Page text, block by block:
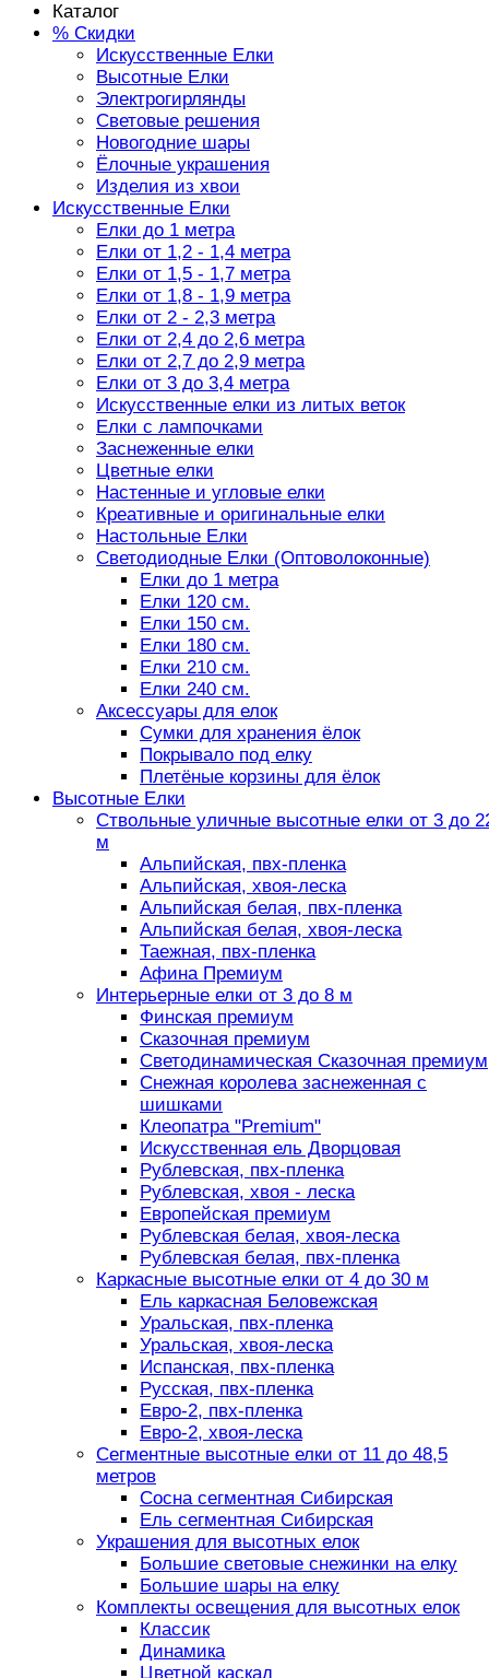
Каталог
% Скидки
Искусственные Елки
Высотные Елки
Электрогирлянды
Световые решения
Новогодние шары
Ёлочные украшения
Изделия из хвои
Искусственные Елки
Елки до 1 метра
Елки от 1,2 - 1,4 метра
Елки от 1,5 - 1,7 метра
Елки от 1,8 - 1,9 метра
Елки от 2 - 2,3 метра
Елки от 2,4 до 2,6 метра
Елки от 2,7 до 2,9 метра
Елки от 3 до 3,4 метра
Искусственные елки из литых веток
Елки с лампочками
Заснеженные елки
Цветные елки
Настенные и угловые елки
Креативные и оригинальные елки
Настольные Елки
Светодиодные Елки (Оптоволоконные)
Елки до 1 метра
Елки 120 см.
Елки 150 см.
Елки 180 см.
Елки 210 см.
Елки 240 см.
Аксессуары для елок
Сумки для хранения ёлок
Покрывало под елку
Плетёные корзины для ёлок
Высотные Елки
Ствольные уличные высотные елки от 3 до
м
Альпийская, пвх-пленка
Альпийская, хвоя-леска
Альпийская белая, пвх-пленка
Альпийская белая, хвоя-леска
Таежная, пвх-пленка
Афина Премиум
Интерьерные елки от 3 до 8 м
Финская премиум
Сказочная премиум
Светодинамическая Сказочная премиум
Снежная королева заснеженная с
шишками
Клеопатра "Premium"
Искусственная ель Дворцовая
Рублевская, пвх-пленка
Рублевская, хвоя - леска
Европейская премиум
Рублевская белая, хвоя-леска
Рублевская белая, пвх-пленка
Каркасные высотные елки от 4 до 30 м
Ель каркасная Беловежская
Уральская, пвх-пленка
Уральская, хвоя-леска
Испанская, пвх-пленка
Русская, пвх-пленка
Евро-2, пвх-пленка
Евро-2, хвоя-леска
Сегментные высотные елки от 11 до 48,5
метров
Сосна сегментная Сибирская
Ель сегментная Сибирская
Украшения для высотных елок
Большие световые снежинки на елку
Большие шары на елку
Комплекты освещения для высотных елок
Классик
Динамика
Цветной каскад